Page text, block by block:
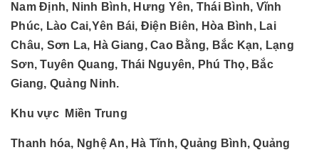
Nam Định, Ninh Bình, Hưng Yên, Thái Bình, Vĩnh
Phúc, Lào Cai,Yên Bái, Điện Biên, Hòa Bình, Lai
Châu, Sơn La, Hà Giang, Cao Bằng, Bắc Kạn, Lạng
Sơn, Tuyên Quang, Thái Nguyên, Phú Thọ, Bắc
Giang, Quảng Ninh.
Khu vực Miền Trung
Thanh hóa, Nghệ An, Hà Tĩnh, Quảng Bình, Quảng